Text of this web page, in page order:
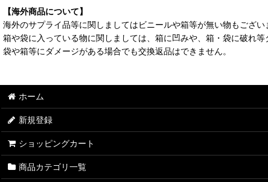
【海外商品について】
海外のサプライ品等に関しましてはビニールや箱等が無い物もござい
箱や袋に入っている物に関しましては、箱に凹みや、箱・袋に破れ等
袋や箱等にダメージがある場合でも交換返品はできません。
ホーム
新規登録
ショッピングカート
商品カテゴリ一覧